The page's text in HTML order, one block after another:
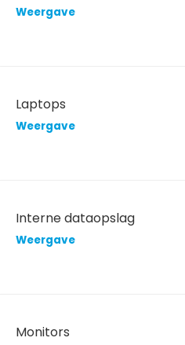
Weergave
Laptops
Weergave
Interne dataopslag
Weergave
Monitors